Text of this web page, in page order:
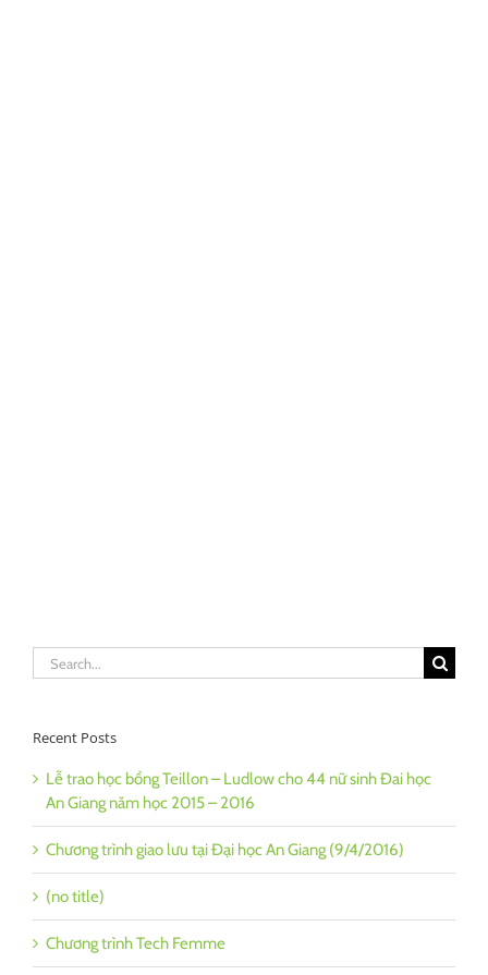
Search
for:
Recent Posts
Lễ trao học bổng Teillon – Ludlow cho 44 nữ sinh Đai học
An Giang năm học 2015 – 2016
Chương trình giao lưu tại Đại học An Giang (9/4/2016)
(no title)
Chương trình Tech Femme